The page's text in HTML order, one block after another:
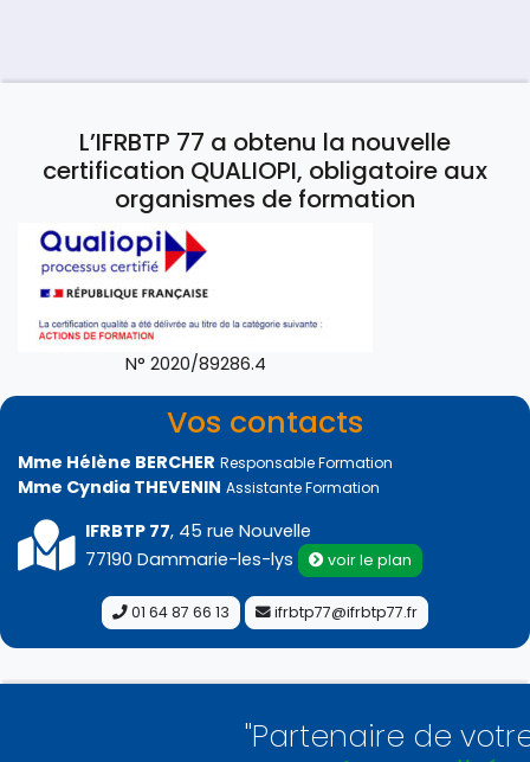
L’IFRBTP 77 a obtenu la nouvelle
certification QUALIOPI, obligatoire aux
organismes de formation
N° 2020/89286.4
Vos contacts
Mme Hélène BERCHER Responsable Formation
Mme Cyndia THEVENIN Assistante Formation
IFRBTP 77, 45 rue Nouvelle
77190 Dammarie-les-lys
voir le plan
01 64 87 66 13 ifrbtp77@ifrbtp77.fr
"Partenaire de